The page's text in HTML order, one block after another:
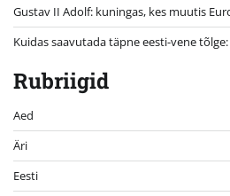
Gustav II Adolf: kuningas, kes muutis
Kuidas saavutada täpne eesti-vene
Rubriigid
Aed
Äri
Eesti